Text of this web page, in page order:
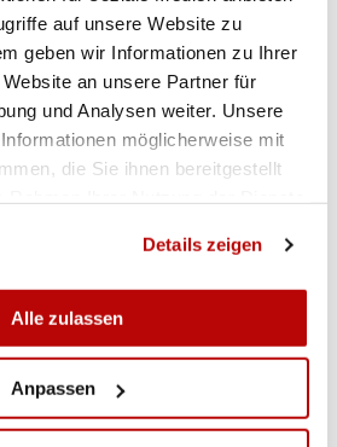
auf unsere Website zu
geben wir Informationen zu Ihrer
an unsere Partner für
und Analysen weiter. Unsere
möglicherweise mit
die Sie ihnen bereitgestellt
Details zeigen
Alle zulassen
Anpassen
mit der
Mit 544 Punkten setzte er sich
539 Punkte. Der talentierte
mit 549 Punkten bei den
Podest. Mit 532 Punkten